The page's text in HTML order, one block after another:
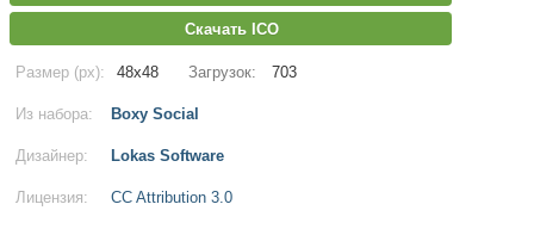
Скачать ICO
Размер (px): 48x48 Загрузок: 703
Из набора: Boxy Social
Дизайнер: Lokas Software
Лицензия: CC Attribution 3.0